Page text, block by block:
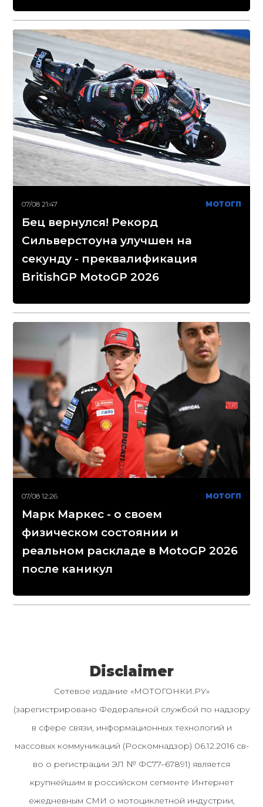
07/08 21:47 МОТОГП
Бец вернулся! Рекорд
Сильверстоуна улучшен на
секунду - преквалификация
BritishGP MotoGP 2026
07/08 12:26 МОТОГП
Марк Маркес - о своем
физическом состоянии и
реальном раскладе в MotoGP 2026
после каникул
Disclaimer
Сетевое издание «МОТОГОНКИ.РУ»
(зарегистрировано Федеральной службой по надзору
в сфере связи, информационных технологий и
массовых коммуникаций (Роскомнадзор) 06.12.2016 св-
во о регистрации ЭЛ № ФС77–67891) является
крупнейшим в российском сегменте Интернет
ежедневным СМИ о мотоциклетной индустрии,